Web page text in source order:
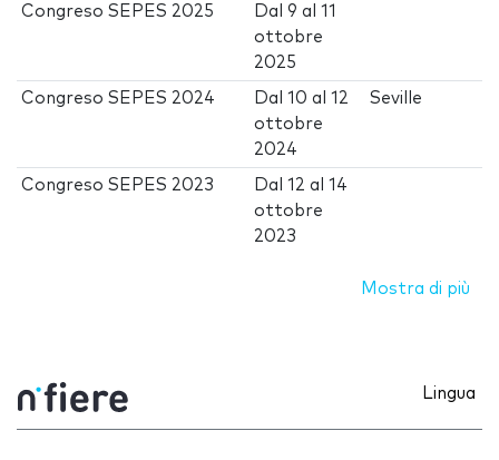
Congreso SEPES 2025 Dal9 al11
ottobre
2025
Congreso SEPES 2024 Dal10 al12
ottobre
2024
Seville
Congreso SEPES 2023 Dal12 al14
ottobre
2023
Mostra di più
Lingua